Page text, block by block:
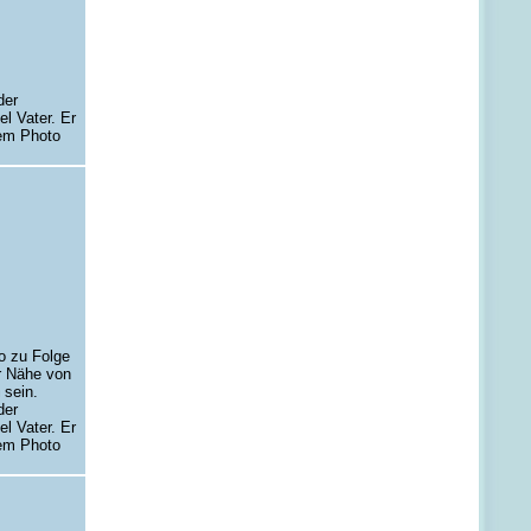
Vater. Er
Photo
zu Folge
Nähe von
sein.
Vater. Er
Photo